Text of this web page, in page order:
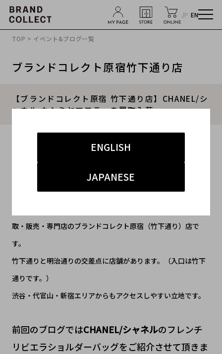
JP EN
ENGLISH
JAPANESE
TOP > イベント&ブログ一覧
ブランドコレクト原宿竹下通り店
【ブランドコレクト原宿 竹下通り店】CHANEL/シ
ャネル カシミヤマフラーを買取入荷
#レディース
取・販売・専門店のブランドコレクト原宿（竹下通り）店で
す。
竹下通りと明治通りの交差点に店舗があります。（入口は竹下
通りです。）
渋谷・代官山・新宿エリアからもアクセスしやすい立地です。
前回のブログではCHANEL/シャネルのフレンチ
リビエラショルダーバッグをご紹介させて頂きま